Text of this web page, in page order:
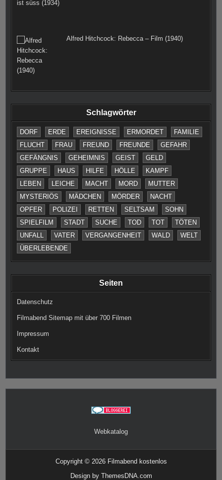
Alfred Hitchcock: Rebecca – Film (1940)
Schlagwörter
DORF ERDE EREIGNISSE ERMORDET
FAMILIE
FLUCHT
FRAU FREUND FREUNDE
GEFAHR
GEFÄNGNIS
GEHEIMNIS GEIST
GELD
GRUPPE
HAUS HILFE HÖLLE
KAMPF
LEBEN
LEICHE MACHT MORD
MUTTER
MYSTERIÖS
MÄDCHEN MÖRDER
NACHT
OPFER
POLIZEI RETTEN SELTSAM
SOHN
SPIELFILM
STADT SUCHE TOD TOT
TÖTEN
UNFALL
VATER VERGANGENHEIT WALD
WELT
ÜBERLEBENDE
Seiten
Datenschutz
Filmabend Sitemap mit über 700 Filmen
Impressum
Kontakt
Webkatalog
Copyright © 2026 Filmabend kostenlos
Design by ThemesDNA.com